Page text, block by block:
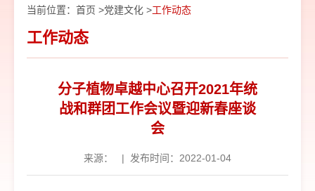
当前位置： 首页 >党建文化 >工作动态
工作动态
分子植物卓越中心召开2021年统
战和群团工作会议暨迎新春座谈
会
来源： | 发布时间：2022-01-04